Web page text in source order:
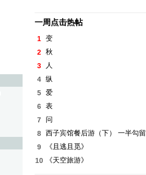
一周点击热帖
1 变
2 秋
3 人
4 纵
5 爱
6 表
7 问
8 西子宾馆餐后游（下） 一半勾留
9 《且逃且觅》
10 《天空旅游》